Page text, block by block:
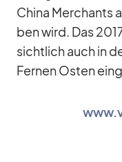
China Mer­chants
ben wird. Das
sicht­lich auch in
Fer­nen Os­ten